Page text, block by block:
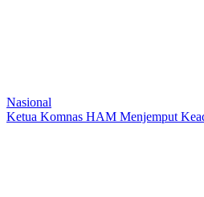
Nasional
Ketua Komnas HAM Menjemput